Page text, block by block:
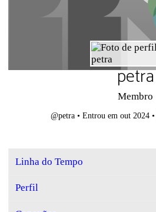
petra
Membro
@petra • Entrou em out 2024•
Linha do Tempo
Perfil